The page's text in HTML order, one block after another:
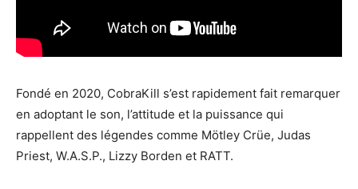
Fondé en 2020, CobraKill s’est rapidement fait remarquer
en adoptant le son, l’attitude et la puissance qui
rappellent des légendes comme Mötley Crüe, Judas
Priest, W.A.S.P., Lizzy Borden et RATT.